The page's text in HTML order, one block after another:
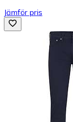
Jämför pris